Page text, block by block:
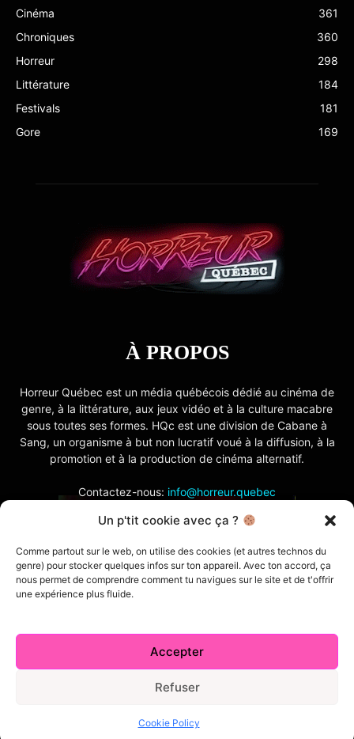
Un p'tit cookie avec ça ?
Comme partout sur le web, on utilise des cookies (et autres technos du
genre) pour stocker quelques infos sur ton appareil. Avec ton accord, ça
nous permet de comprendre comment tu navigues sur le site et de t'offrir
une expérience plus fluide.
Accepter
Refuser
Cookie Policy
Cinéma
361
Chroniques
360
Horreur
298
Littérature
184
Festivals
181
Gore
169
À PROPOS
Horreur Québec est un média québécois dédié au cinéma de
genre, à la littérature, aux jeux vidéo et à la culture macabre
sous toutes ses formes. HQc est une division de Cabane à
Sang, un organisme à but non lucratif voué à la diffusion, à la
promotion et à la production de cinéma alternatif.
Contactez-nous: info@horreur.quebec
SUIVEZ NOUS
Index
© 2026 Horreur Québec. Tous droits réservés.